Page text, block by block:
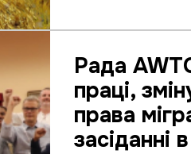
Рада
праці,
права
засіданні